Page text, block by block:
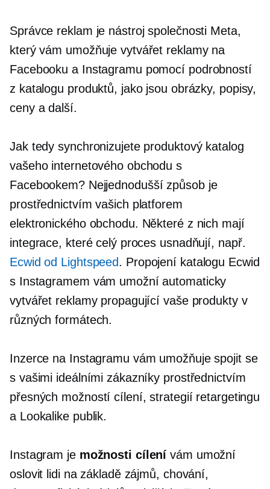
Správce reklam je nástroj společnosti Meta,
který vám umožňuje vytvářet reklamy na
Facebooku a Instagramu pomocí podrobností
z katalogu produktů, jako jsou obrázky, popisy,
ceny a další.
Jak tedy synchronizujete produktový katalog
vašeho internetového obchodu s
Facebookem? Nejjednodušší způsob je
prostřednictvím vašich platforem
elektronického obchodu. Některé z nich mají
integrace, které celý proces usnadňují, např.
Ecwid od Lightspeed. Propojení katalogu Ecwid
s Instagramem vám umožní automaticky
vytvářet reklamy propagující vaše produkty v
různých formátech.
Inzerce na Instagramu vám umožňuje spojit se
s vašimi ideálními zákazníky prostřednictvím
přesných možností cílení, strategií retargetingu
a Lookalike publik.
Instagram je možnosti cílení vám umožní
oslovit lidi na základě zájmů, chování,